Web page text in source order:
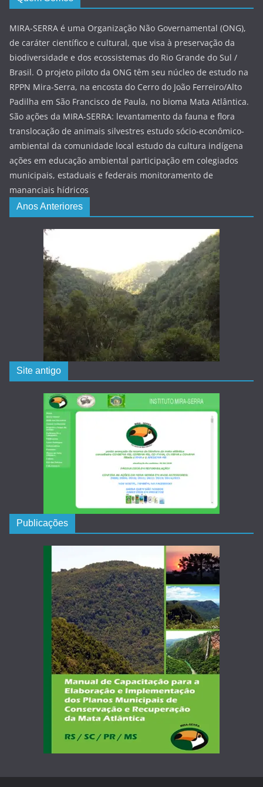
MIRA-SERRA é uma Organização Não Governamental (ONG),
de caráter científico e cultural, que visa à preservação da
biodiversidade e dos ecossistemas do Rio Grande do Sul /
Brasil. O projeto piloto da ONG têm seu núcleo de estudo na
RPPN Mira-Serra, na encosta do Cerro do João Ferreiro/Alto
Padilha em São Francisco de Paula, no bioma Mata Atlântica.
São ações da MIRA-SERRA: levantamento da fauna e flora
translocação de animais silvestres estudo sócio-econômico-
ambiental da comunidade local estudo da cultura indígena
ações em educação ambiental participação em colegiados
municipais, estaduais e federais monitoramento de
mananciais hídricos
Anos Anteriores
Site antigo
Publicações